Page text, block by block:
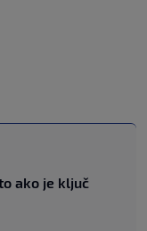
ako je ključ